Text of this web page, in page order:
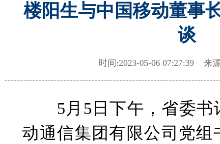
楼阳生与中国移动董事
谈
时间:2023-05-06 07:27:39 来
5月5日下午，省委书
动通信集团有限公司党组